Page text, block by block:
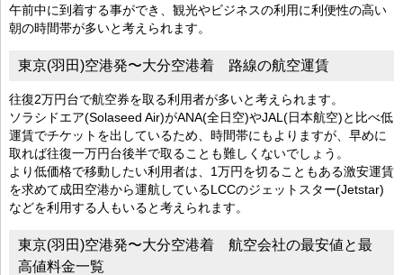
午前中に到着する事ができ、観光やビジネスの利用に利便性の高い
朝の時間帯が多いと考えられます。
東京(羽田)空港発〜大分空港着 路線の航空運賃
往復2万円台で航空券を取る利用者が多いと考えられます。
ソラシドエア(Solaseed Air)がANA(全日空)やJAL(日本航空)と比べ低
運賃でチケットを出しているため、時間帯にもよりますが、早めに
取れば往復一万円台後半で取ることも難しくないでしょう。
より低価格で移動したい利用者は、1万円を切ることもある激安運賃
を求めて成田空港から運航しているLCCのジェットスター(Jetstar)
などを利用する人もいると考えられます。
東京(羽田)空港発〜大分空港着 航空会社の最安値と最
高値料金一覧